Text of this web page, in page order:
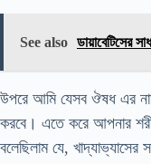
See also ডায়াবেটিসের
উপরে আমি যেসব ঔষধ এর
করবে। এতে করে আপনার
বলেছিলাম যে,